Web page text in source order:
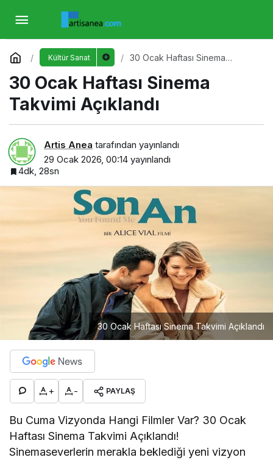
Kültür Sanat
30 Ocak Haftası Sinema
30 Ocak Haftası Sinema
Takvimi Açıklandı
Artis Anea tarafından yayınlandı
29 Ocak 2026, 00:14 yayınlandı
4dk, 28sn
30 Ocak Haftası Sinema Takvimi Açıklandı
+ - PAYLAŞ
Bu Cuma Vizyonda Hangi Filmler Var? 30 Ocak
Haftası Sinema Takvimi Açıklandı!
Sinemaseverlerin merakla beklediği yeni vizyon
30 Ocak Haftası Sinema Takvimi Açıklandı
Yorum Yap